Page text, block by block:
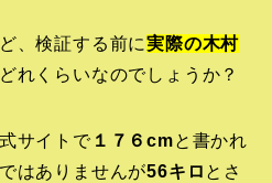
、検証する前に実際の木村
れくらいなのでしょうか？
サイトで１７６cmと書かれ
はありませんが56キロ とさ